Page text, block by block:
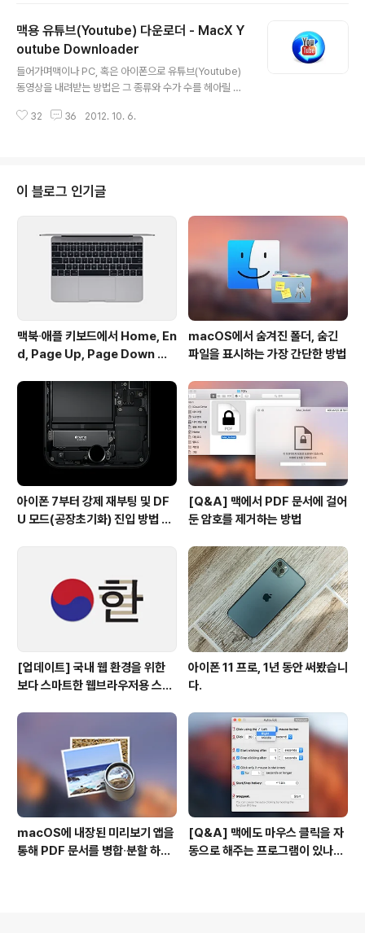
해 주셨는데요, 며칠 전에는 Magican 개발사로부터 직접
리뷰 요청 메일이 날라오기도 했습니다.
맥용 유튜브(Youtube) 다운로더 - MacX Y
outube Downloader
들어가며맥이나 PC, 혹은 아이폰으로 유튜브(Youtube)
동영상을 내려받는 방법은 그 종류와 수가 수를 헤아릴 수
웹브라우저의 플러그인들부터 시작해 자바스크립트를 이
것입니다. 동영상을 보러 유튜브에 들어온 방문객들에게
광고를 보여줘 수익을 올려야 하는데 각종 동영상 다운로
드 프로그램들이 동영상만 쏙 다운로드 받아가니 유입 방
문객 격감으로 광고 노출이 줄어듭니다. 게다가 유튜브의
네트워크 대역폭까지 야금야금 갉아 먹습니다.그래서 이런
서비스들이나 프로그램들이 제대로 작동을 하지 ..
32 36 2012. 10. 6.
이 블로그 인기글
맥북∙애플 키보드에서 Home, En
d, Page Up, Page Down 키
macOS에서 숨겨진 폴더, 숨긴
파일을 표시하는 가장 간단한 방법
아이폰 7부터 강제 재부팅 및 DF
U 모드(공장초기화) 진입 방법 변
[Q&A] 맥에서 PDF 문서에 걸어
둔 암호를 제거하는 방법
[업데이트] 국내 웹 환경을 위한
보다 스마트한 웹브라우저용 스타
아이폰 11 프로, 1년 동안 써봤습니
다.
macOS에 내장된 미리보기 앱을
통해 PDF 문서를 병합∙분할 하는
[Q&A] 맥에도 마우스 클릭을 자
동으로 해주는 프로그램이 있나